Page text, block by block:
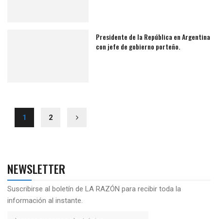
Presidente de la República en Argentina
con jefe de gobierno porteño.
1 2
NEWSLETTER
Suscribirse al boletín de LA RAZÓN para recibir toda la
información al instante.